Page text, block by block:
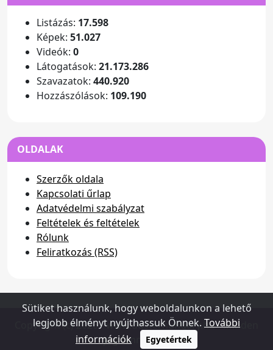
Listázás: 17.598
Képek: 51.027
Videók: 0
Látogatások: 21.173.286
Szavazatok: 440.920
Hozzászólások: 109.190
OLDALAK
Szerzők oldala
Kapcsolati űrlap
Adatvédelmi szabályzat
Feltételek és feltételek
Rólunk
Feliratkozás (RSS)
Copyright (c) 2026 - www.dusterhungary.hu - Minden
jog fenntartva
Sütiket használunk, hogy weboldalunkon a lehető
legjobb élményt nyújthassuk Önnek. További
információk
Egyetértek